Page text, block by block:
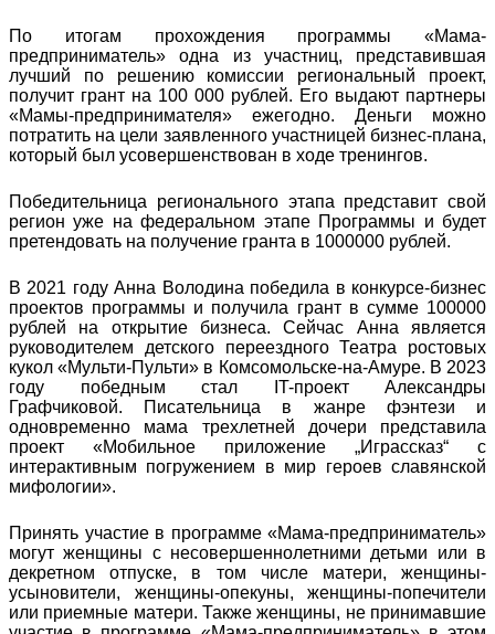
По итогам прохождения программы «Мама-
предприниматель» одна из участниц, представившая
лучший по решению комиссии региональный проект,
получит грант на 100 000 рублей. Его выдают партнеры
«Мамы-предпринимателя» ежегодно. Деньги можно
потратить на цели заявленного участницей бизнес-плана,
который был усовершенствован в ходе тренингов.
Победительница регионального этапа представит свой
регион уже на федеральном этапе Программы и будет
претендовать на получение гранта в 1000000 рублей.
В 2021 году Анна Володина победила в конкурсе-бизнес
проектов программы и получила грант в сумме 100000
рублей на открытие бизнеса. Сейчас Анна является
руководителем детского переездного Театра ростовых
кукол «Мульти-Пульти» в Комсомольске-на-Амуре. В 2023
году победным стал IT-проект Александры
Графчиковой. Писательница в жанре фэнтези и
одновременно мама трехлетней дочери представила
проект «Мобильное приложение „Играссказ“ с
интерактивным погружением в мир героев славянской
мифологии».
Принять участие в программе «Мама-предприниматель»
могут женщины с несовершеннолетними детьми или в
декретном отпуске, в том числе матери, женщины-
усыновители, женщины-опекуны, женщины-попечители
или приемные матери. Также женщины, не принимавшие